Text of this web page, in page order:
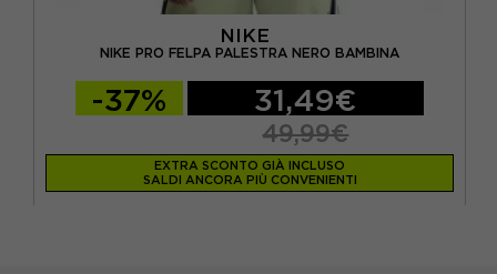
NIKE
NIKE PRO FELPA PALESTRA NERO BAMBINA
-37% 31,49€
49,99€
EXTRA SCONTO GIÀ INCLUSO
SALDI ANCORA PIÙ CONVENIENTI